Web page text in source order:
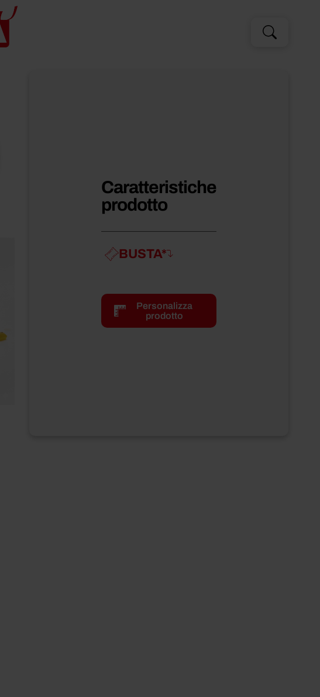
CercaCerca
Caratteristiche
prodotto
BUSTA*
Peso netto
Personalizza
prodotto